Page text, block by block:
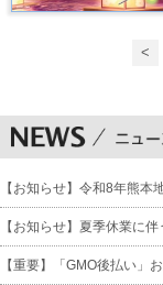
<
【お知らせ】令和8年熊本
【お知らせ】夏季休業に
【重要】「GMO後払い」